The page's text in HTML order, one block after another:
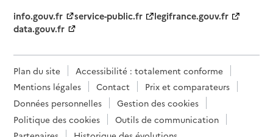
info.gouv.fr
service-public.fr
legifrance.gouv.fr
data.gouv.fr
Plan du site
Accessibilité : totalement conforme
Mentions légales
Contact
Prix et comparateurs
Données personnelles
Gestion des cookies
Politique des cookies
Outils de communication